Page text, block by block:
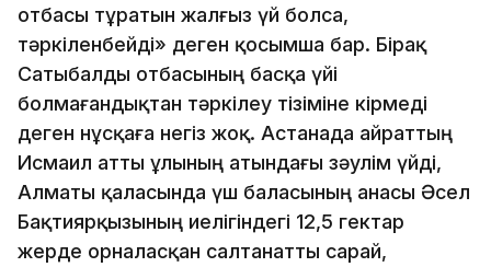
отбасы тұратын жалғыз үй болса,
тәркіленбейді» деген қосымша бар. Бірақ
Сатыбалды отбасының басқа үйі
болмағандықтан тәркілеу тізіміне кірмеді
деген нұсқаға негіз жоқ. Астанада Қайраттың
Исмаил атты ұлының атындағы зәулім үйді,
Алматы қаласында үш баласының анасы Әсел
Бақтиярқызының иелігіндегі 12,5 гектар
жерде орналасқан салтанатты сарай,